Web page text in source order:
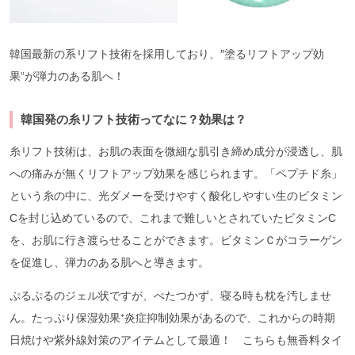
韓国最新の系リフト技術を採用しており、″塗るリフトアップ効
果“が弾力のある肌へ！
韓国発の糸リフト技術ってなに？効果は？
糸リフト技術は、お肌の表面を微細な肌引き締め成分が浸透し、肌
への痛みが無くリフトアップ効果を感じられます。「ペプチド糸」
という糸の中に、光ダメーを受けやすく酸化しやすい生のビタミン
Cを封じ込めているので、これまで難しいとされていたビタミンC
を、お肌に行き渡らせることができます。ビタミンＣがコラーゲン
を促進し、弾力のある肌へと導きます。
ぷるぷるのジェル状ですが、べたつかず、寝る時も枕を汚しませ
ん。たっぷり保湿効果⁺炎症抑制効果があるので、これからの時期
日焼けや紫外線対策のアイテムとして最適！ こちらも無香料タイ